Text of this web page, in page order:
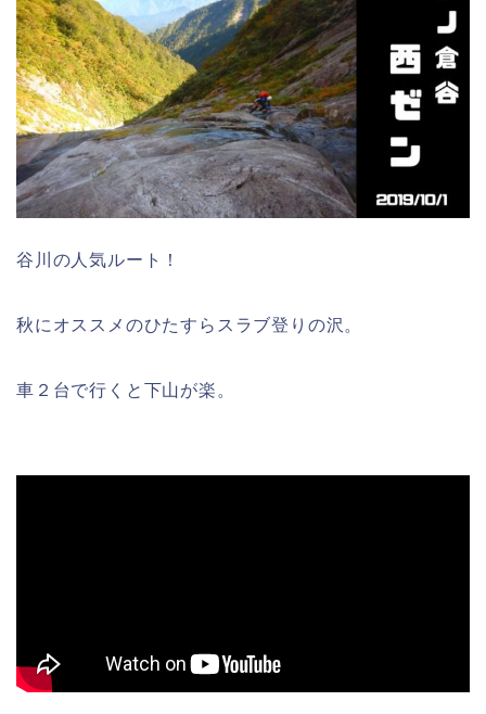
谷川の人気ルート！
秋にオススメのひたすらスラブ登りの沢。
車２台で行くと下山が楽。